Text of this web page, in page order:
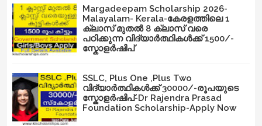
Margadeepam Scholarship 2026-
Malayalam- Kerala-കേരളത്തിലെ 1
ക്ലാസ് മുതൽ 8 ക്ലാസ് വരെ
പഠിക്കുന്ന വിദ്യാർത്ഥികൾക്ക് 1500/-
സ്കോളർഷിപ്
SSLC, Plus One ,Plus Two
വിദ്യാർത്ഥികൾക്ക് 30000/-രൂപയുടെ
സ്കോളർഷിപ്-Dr Rajendra Prasad
Foundation Scholarship-Apply Now